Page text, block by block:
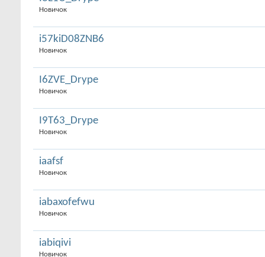
Новичок
i57kiD08ZNB6
Новичок
I6ZVE_Drype
Новичок
I9T63_Drype
Новичок
iaafsf
Новичок
iabaxofefwu
Новичок
iabiqivi
Новичок